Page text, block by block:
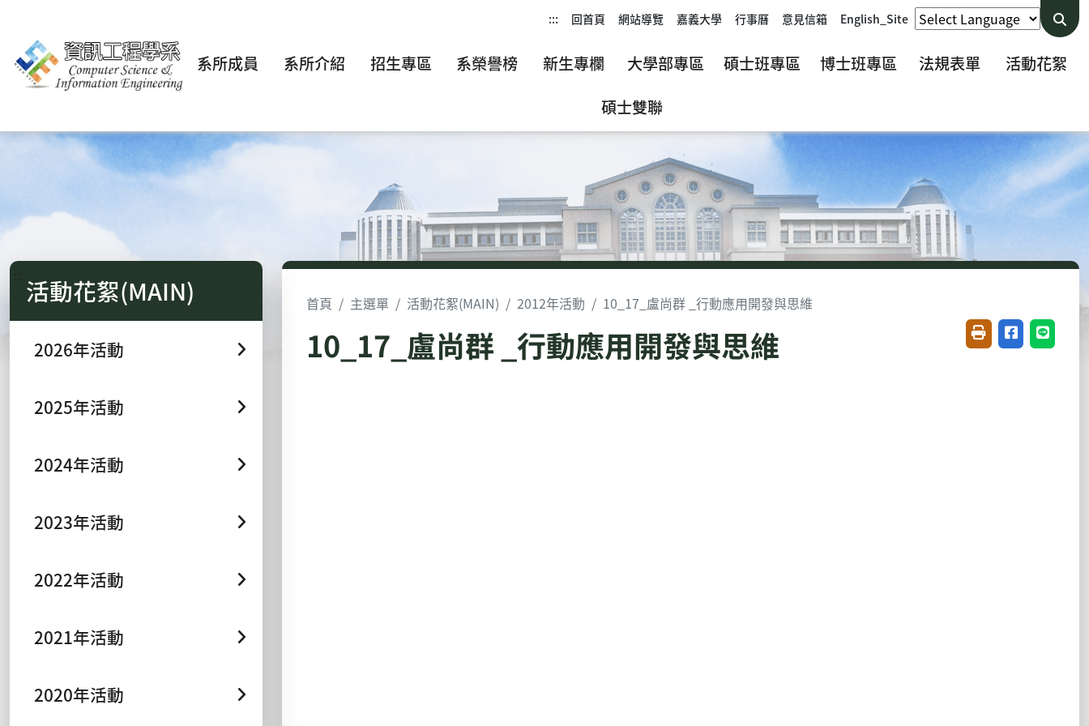
::: 回首頁 網站導覽 嘉義大學 行事曆 意見信箱 English_Site
系所成員 系所介紹 招生專區 系榮譽榜 新生專欄 大學部專區 碩士班專區 博士班專區 法規表單
活動花絮
碩士雙聯
活動花絮(MAIN)
2026年活動
2025年活動
2024年活動
2023年活動
2022年活動
2021年活動
2020年活動
首頁 主選單 活動花絮(MAIN) 2012年活動 10_17_盧尚群 _行動應用開發與思維
10_17_盧尚群 _行動應用開發與思維 友善列印(開新視窗)
分享至臉書(
分享至